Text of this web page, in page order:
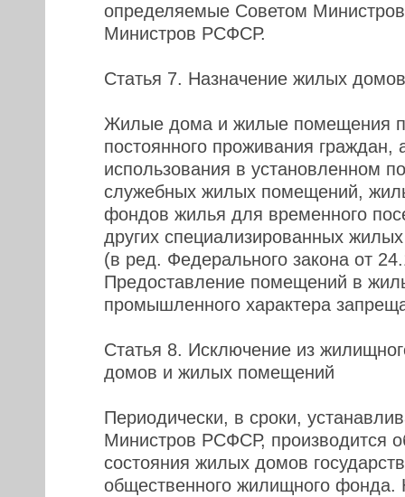
определяемые Советом
Министров РСФСР.
Статья 7. Назначение жилых
Жилые дома и жилые помещения
постоянного проживания граждан,
использования в установленном
служебных жилых помещений,
фондов жилья для временного
других специализированных
(в ред. Федерального закона от
Предоставление помещений в
промышленного характера
Статья 8. Исключение из
домов и жилых помещений
Периодически, в сроки,
Министров РСФСР, производится
состояния жилых домов
общественного жилищного фонда.